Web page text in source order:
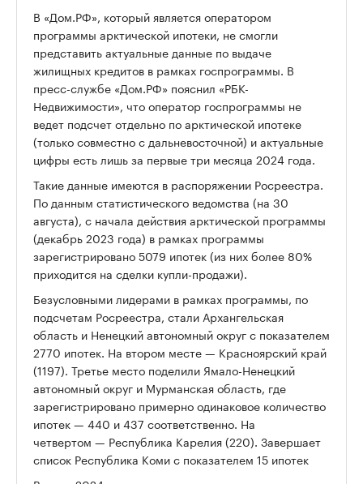
В «Дом.РФ», который является оператором
программы арктической ипотеки, не смогли
представить актуальные данные по выдаче
жилищных кредитов в рамках госпрограммы. В
пресс-службе «Дом.РФ» пояснил «РБК-
Недвижимости», что оператор госпрограммы не
ведет подсчет отдельно по арктической ипотеке
(только совместно с дальневосточной) и актуальные
цифры есть лишь за первые три месяца 2024 года.
Такие данные имеются в распоряжении Росреестра.
По данным статистического ведомства (на 30
августа), с начала действия арктической программы
(декабрь 2023 года) в рамках программы
зарегистрировано 5079 ипотек (из них более 80%
приходится на сделки купли-продажи).
Безусловными лидерами в рамках программы, по
подсчетам Росреестра, стали Архангельская
область и Ненецкий автономный округ с показателем
2770 ипотек. На втором месте — Красноярский край
(1197). Третье место поделили Ямало-Ненецкий
автономный округ и Мурманская область, где
зарегистрировано примерно одинаковое количество
ипотек — 440 и 437 соответственно. На
четвертом — Республика Карелия (220). Завершает
список Республика Коми с показателем 15 ипотек